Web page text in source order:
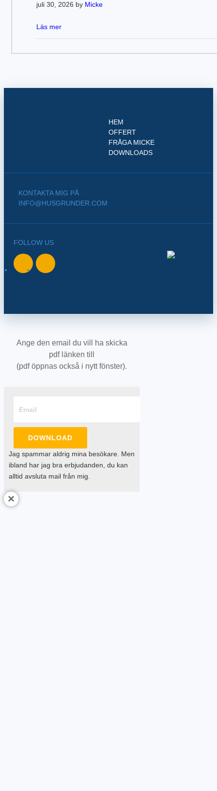
juli 30, 2026 by Micke
Läs mer
HEM
OFFERT
FRÅGA MICKE
DOWNLOADS
KONTAKTA MIG PÅ
INFO@HUSGRUNDER.COM
FOLLOW US
Ange den email du vill ha skicka
pdf länken till
(pdf öppnas också i nytt fönster).
DOWNLOAD
Jag spammar aldrig mina besökare. Men
ibland har jag bra erbjudanden, du kan
alltid avsluta mail från mig.
×